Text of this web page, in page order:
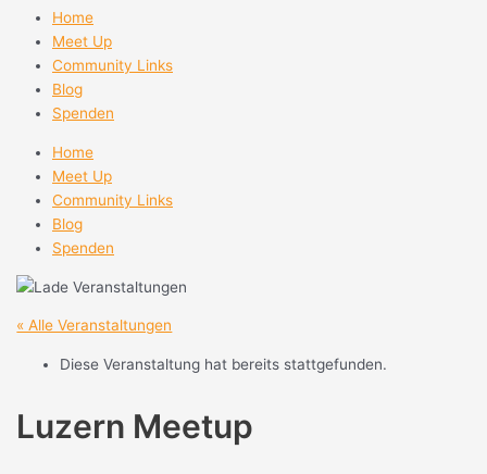
Home
Meet Up
Community Links
Blog
Spenden
Home
Meet Up
Community Links
Blog
Spenden
« Alle Veranstaltungen
Diese Veranstaltung hat bereits stattgefunden.
Luzern Meetup